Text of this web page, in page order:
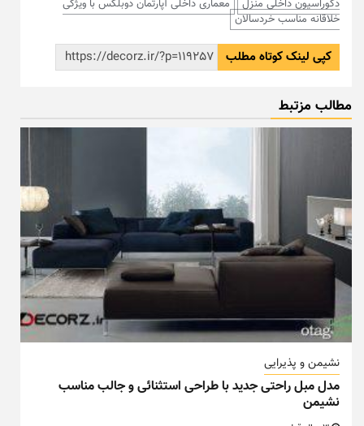
دکوراسیون داخلی منزل
معماری داخلی آپارتمان دوبلکس با ویژگی
خلاقانه مناسب خردسالان
کپی لینک کوتاه مطلب
مطالب مزتبط
نشیمن و پذیرایی
مدل مبل راحتی جدید با طراحی استثنائی و جالب مناسب
نشیمن